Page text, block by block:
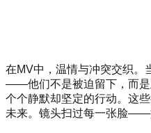
在MV中，温情与冲突交织。
——他们不是被迫留下，而是
个个静默却坚定的行动。这
未来。镜头扫过每一张脸——